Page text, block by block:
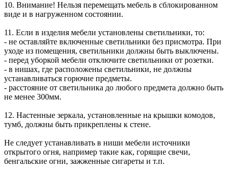
10. Внимание! Нельзя перемещать мебель в сблокированном
виде и в нагруженном состоянии.
11. Если в изделия мебели установлены светильники, то:
- не оставляйте включенные светильники без присмотра. При
уходе из помещения, светильники должны быть выключены.
- перед уборкой мебели отключите светильники от розетки.
- в нишах, где расположены светильники, не должны
устанавливаться горючие предметы.
- расстояние от светильника до любого предмета должно быть
не менее 300мм.
12. Настенные зеркала, установленные на крышки комодов,
тумб, должны быть прикреплены к стене.
Не следует устанавливать в ниши мебели источники
открытого огня, например такие как, горящие свечи,
бенгальские огни, зажженные сигареты и т.п.